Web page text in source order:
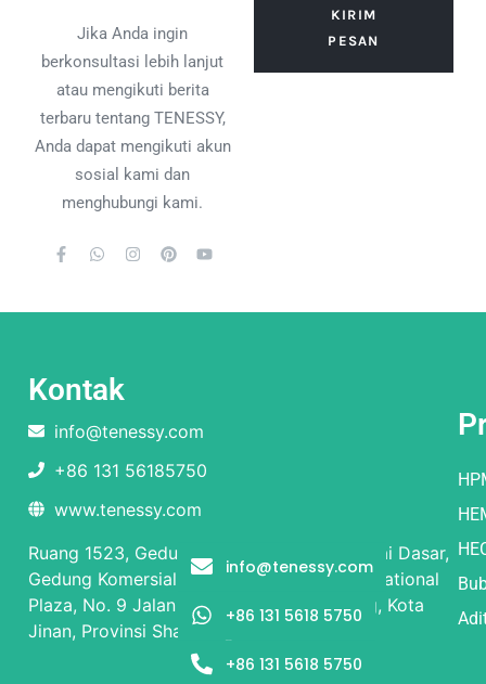
Jika Anda ingin
berkonsultasi lebih lanjut
atau mengikuti berita
terbaru tentang TENESSY,
Anda dapat mengikuti akun
sosial kami dan
menghubungi kami.
KIRIM
PESAN
Kontak
info@tenessy.com
+86 131 56185750
www.tenessy.com
Ruang 1523, Gedung 1 dan Gedung 2, Lantai Dasar,
Gedung Komersial, Rongsheng Times International
Plaza, No. 9 Jalan Beiyuan, Distrik Licheng, Kota
Jinan, Provinsi Shandong
info@tenessy.com
+86 131 5618 5750
+86 131 5618 5750